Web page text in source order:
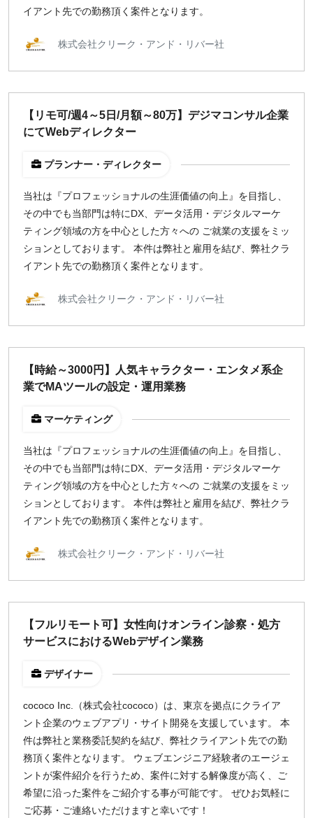
イアント先での勤務頂く案件となります。
株式会社クリーク・アンド・リバー社
【リモ可/週4～5日/月額～80万】デジマコンサル企業
にてWebディレクター
プランナー・ディレクター
当社は『プロフェッショナルの生涯価値の向上』を目指し、
その中でも当部門は特にDX、データ活用・デジタルマーケ
ティング領域の方を中心とした方々への ご就業の支援をミッ
ションとしております。 本件は弊社と雇用を結び、弊社クラ
イアント先での勤務頂く案件となります。
株式会社クリーク・アンド・リバー社
【時給～3000円】人気キャラクター・エンタメ系企
業でMAツールの設定・運用業務
マーケティング
当社は『プロフェッショナルの生涯価値の向上』を目指し、
その中でも当部門は特にDX、データ活用・デジタルマーケ
ティング領域の方を中心とした方々への ご就業の支援をミッ
ションとしております。 本件は弊社と雇用を結び、弊社クラ
イアント先での勤務頂く案件となります。
株式会社クリーク・アンド・リバー社
【フルリモート可】女性向けオンライン診察・処方
サービスにおけるWebデザイン業務
デザイナー
cococo Inc.（株式会社cococo）は、東京を拠点にクライア
ント企業のウェブアプリ・サイト開発を支援しています。 本
件は弊社と業務委託契約を結び、弊社クライアント先での勤
務頂く案件となります。 ウェブエンジニア経験者のエージェ
ントが案件紹介を行うため、案件に対する解像度が高く、ご
希望に沿った案件をご紹介する事が可能です。 ぜひお気軽に
ご応募・ご連絡いただけますと幸いです！